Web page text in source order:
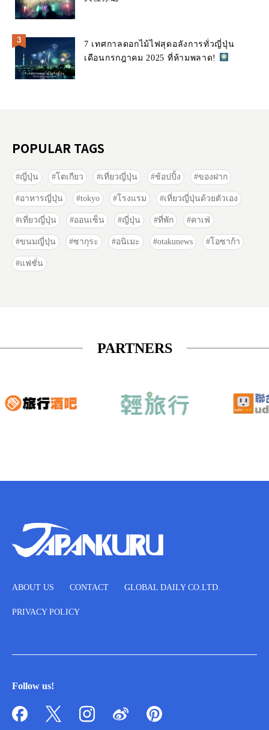
7 เทศกาลดอกไม้ไฟสุดอลังการทั่วญี่ปุ่น
เดือนกรกฎาคม 2025 ที่ห้ามพลาด!
POPULAR TAGS
ญี่ปุ่น โตเกียว เที่ยวญี่ปุ่น ช้อปปิ้ง ของฝาก
อาหารญี่ปุ่น tokyo โรงแรม เที่ยวญี่ปุ่นด้วยตัวเอง
เที่ยวญี่ปุ่น ออนเซ็น ญี่ปุ่น ที่พัก คาเฟ่
ขนมญี่ปุ่น ซากุระ อนิเมะ otakunews โอซาก้า
แฟชั่น
PARTNERS
ABOUT US CONTACT GLOBAL DAILY CO.LTD.
PRIVACY POLICY
Follow us!